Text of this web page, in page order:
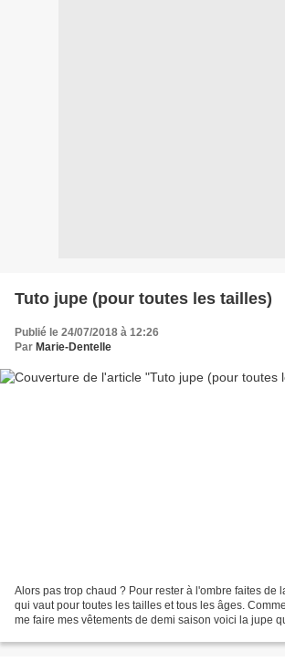
Tuto jupe (pour toutes les tailles)
Publié le 24/07/2018 à 12:26
Par Marie-Dentelle
Alors pas trop chaud ? Pour rester à l'ombre faites de
qui vaut pour toutes les tailles et tous les âges.
me faire mes vêtements de demi saison voici la jupe